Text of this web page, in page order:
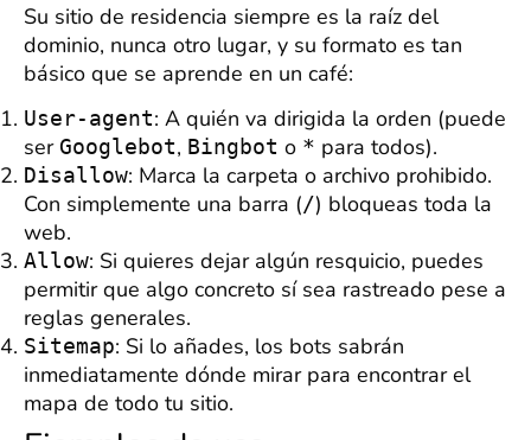
Su sitio de residencia siempre es la raíz del
dominio, nunca otro lugar, y su formato es tan
básico que se aprende en un café:
User-agent: A quién va dirigida la orden (puede
serGooglebot, Bingbot o * para todos).
Disallow: Marca la carpeta o archivo prohibido.
Con simplemente una barra (/) bloqueas toda la
web.
Allow: Si quieres dejar algún resquicio, puedes
permitir que algo concreto sí sea rastreado pese a
reglas generales.
Sitemap: Si lo añades, los bots sabrán
inmediatamente dónde mirar para encontrar el
mapa de todo tu sitio.